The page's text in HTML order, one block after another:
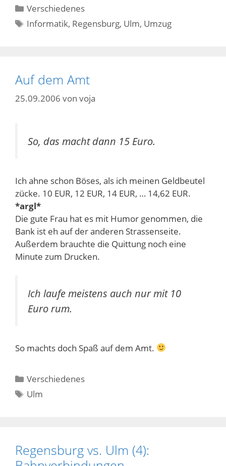
Kategorien
Verschiedenes
Schlagwörter
Informatik, Regensburg, Ulm, Umzug
Auf dem Amt
25.09.2006 von voja
So, das macht dann 15 Euro.
Ich ahne schon Böses, als ich meinen Geldbeutel
zücke. 10 EUR, 12 EUR, 14 EUR, … 14,62 EUR.
*argl*
Die gute Frau hat es mit Humor genommen, die
Bank ist eh auf der anderen Strassenseite.
Außerdem brauchte die Quittung noch eine
Minute zum Drucken.
Ich laufe meistens auch nur mit 10
Euro rum.
So machts doch Spaß auf dem Amt.
Kategorien
Verschiedenes
Schlagwörter
Ulm
Regensburg vs. Ulm (4):